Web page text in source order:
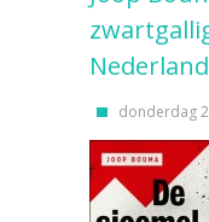
donderdag